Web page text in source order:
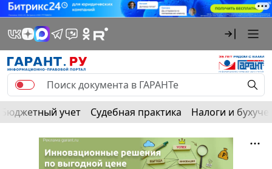
Бюджетный учет Судебная практика Налоги и